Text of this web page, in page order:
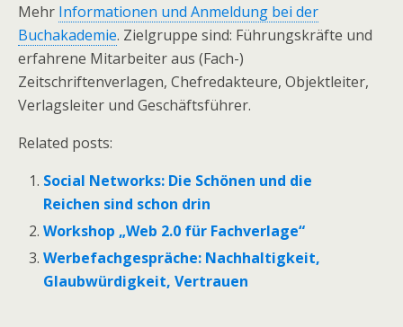
Mehr Informationen und Anmeldung bei der
Buchakademie. Zielgruppe sind: Führungskräfte und
erfahrene Mitarbeiter aus (Fach-)
Zeitschriftenverlagen, Chefredakteure, Objektleiter,
Verlagsleiter und Geschäftsführer.
Related posts:
Social Networks: Die Schönen und die
Reichen sind schon drin
Workshop „Web 2.0 für Fachverlage“
Werbefachgespräche: Nachhaltigkeit,
Glaubwürdigkeit, Vertrauen